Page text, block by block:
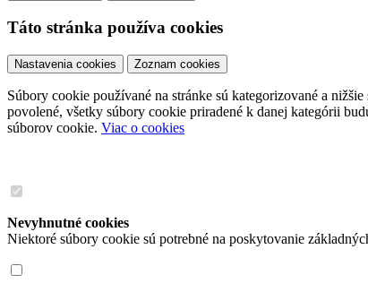
Táto stránka používa cookies
Nastavenia cookies Zoznam cookies
Súbory cookie používané na stránke sú kategorizované a
povolené, všetky súbory cookie priradené k danej kategórii
súborov cookie. Viac o cookies
Nevyhnutné cookies
Niektoré súbory cookie sú potrebné na poskytovanie